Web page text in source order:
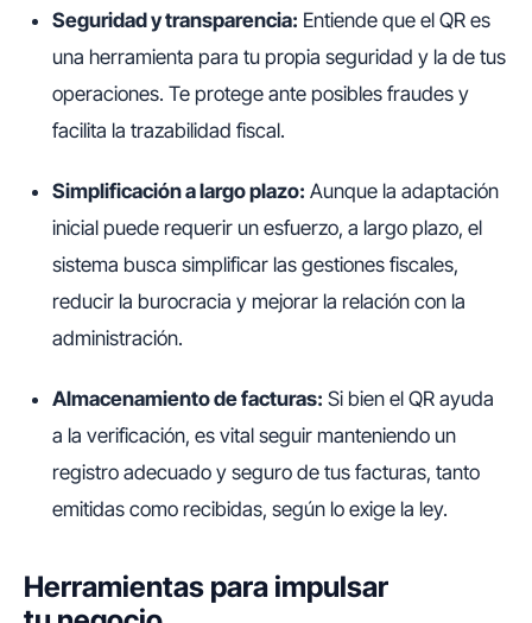
Seguridad y transparencia: Entiende que el QR es
una herramienta para tu propia seguridad y la de tus
operaciones. Te protege ante posibles fraudes y
facilita la trazabilidad fiscal.
Simplificación a largo plazo: Aunque la adaptación
inicial puede requerir un esfuerzo, a largo plazo, el
sistema busca simplificar las gestiones fiscales,
reducir la burocracia y mejorar la relación con la
administración.
Almacenamiento de facturas: Si bien el QR ayuda
a la verificación, es vital seguir manteniendo un
registro adecuado y seguro de tus facturas, tanto
emitidas como recibidas, según lo exige la ley.
Herramientas para impulsar